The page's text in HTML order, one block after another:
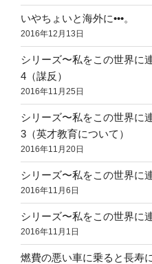
いやちょいと海外に•••。
2016年12月13日
シリーズ〜私をこの世界に
4（謀反）
2016年11月25日
シリーズ〜私をこの世界に
3（英才教育について）
2016年11月20日
シリーズ〜私をこの世界に
2016年11月6日
シリーズ〜私をこの世界に
2016年11月1日
燃費の悪い車に乗ると長寿